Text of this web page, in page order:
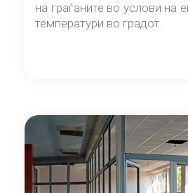
на граѓаните во услови на
температури во градот.